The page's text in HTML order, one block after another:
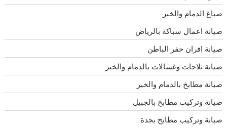
صباغ الدمام والخبر
صيانة اعمال سباكة بالرياض
صيانة افران حفر الباطن
صيانة ثلاجات وغسالات بالدمام والخبر
صيانة مطابخ بالدمام والخبر
صيانة وتركيب مطابخ بالجبيل
صيانة وتركيب مطابخ بجدة